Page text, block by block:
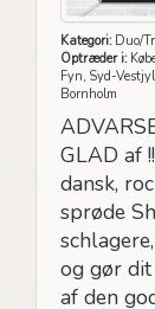
Kategori:Duo/
Optræder i:
Fyn, Syd-
Bornholm
GLAD af
dansk,
sprøde
og gør dit
af den